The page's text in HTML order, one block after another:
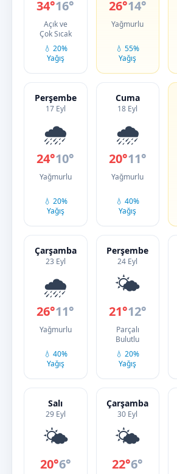
34°16°
Açık ve
Çok Sıcak
💧 20%
Yağış
26°14°
Yağmurlu
💧 55%
Yağış
Perşembe
17 Eyl
🌧️
24°10°
Yağmurlu
💧 20%
Yağış
Cuma
18 Eyl
🌧️
20°11°
Yağmurlu
💧 40%
Yağış
Çarşamba
23 Eyl
🌧️
26°11°
Yağmurlu
💧 40%
Yağış
Perşembe
24 Eyl
🌤️
21°12°
Parçalı
Bulutlu
💧 20%
Yağış
Salı
29 Eyl
🌤️
20°6°
Çarşamba
30 Eyl
🌤️
22°6°